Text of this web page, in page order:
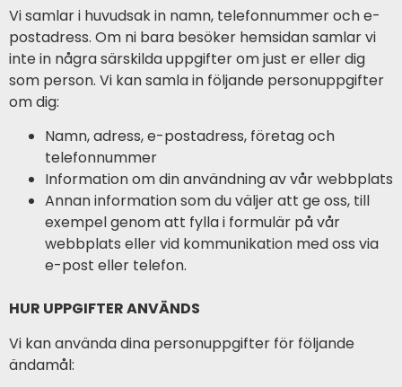
Vi samlar i huvudsak in namn, telefonnummer och e-
postadress. Om ni bara besöker hemsidan samlar vi
inte in några särskilda uppgifter om just er eller dig
som person. Vi kan samla in följande personuppgifter
om dig:
Namn, adress, e-postadress, företag och
telefonnummer
Information om din användning av vår webbplats
Annan information som du väljer att ge oss, till
exempel genom att fylla i formulär på vår
webbplats eller vid kommunikation med oss via
e-post eller telefon.
HUR UPPGIFTER ANVÄNDS
Vi kan använda dina personuppgifter för följande
ändamål: